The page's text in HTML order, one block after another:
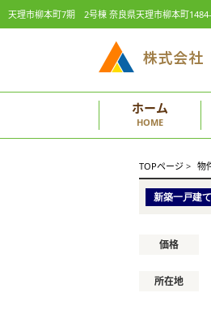
天理市柳本町7期 2号棟 奈良県天理市柳本町
ホーム
HOME
TOPページ > 物
新築一戸建て
価格
所在地